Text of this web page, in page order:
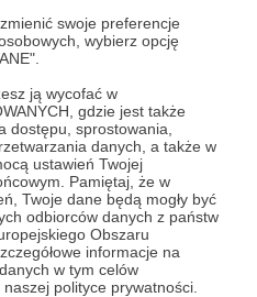
swoje preferencje
wybierz opcję
ją wycofać w
gdzie jest także
dostępu, sprostowania,
danych, a także w
ustawień Twojej
Pamiętaj, że w
Twoje dane będą mogły być
odbiorców danych z państw
Obszaru
informacje na
w tym celów
polityce prywatności.
Łobaczewski
Bayraktar bezzałogowiec